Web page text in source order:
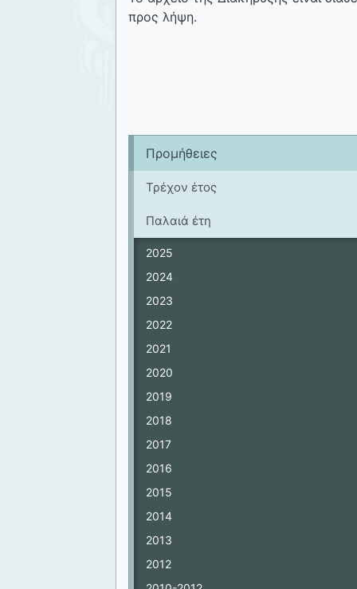
Προμήθειες
Τρέχον έτος
Παλαιά έτη
2025
2024
2023
2022
2021
2020
2019
2018
2017
2016
2015
2014
2013
2012
προς λήψη.